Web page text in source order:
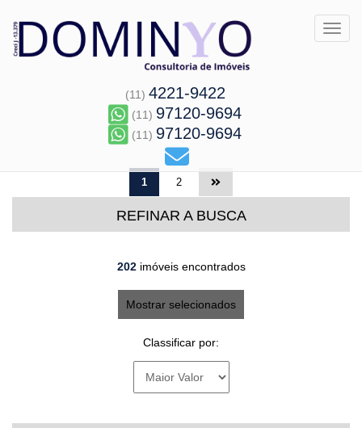
(11) 4221-9422
(11) 97120-9694
(11) 97120-9694
1 2
REFINAR A BUSCA
202imóveis encontrados
Mostrar selecionados
Classificar por: